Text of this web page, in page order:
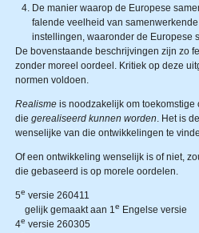
De manier waarop de Europese
falende veelheid van
instellingen, waaronder de Europese
De bovenstaande beschrijvingen zijn zo
zonder moreel oordeel. Kritiek op deze
normen voldoen.
Realisme is noodzakelijk om
die gerealiseerd kunnen worden. Het is
wenselijke van die ontwikkelingen te
Of een ontwikkeling wenselijk is of niet,
die gebaseerd is op morele oordelen.
5e versie 260411
gelijk gemaakt aan 1e Engelse versie
4e versie 260305